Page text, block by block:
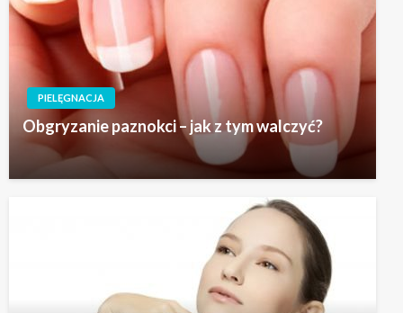
PIELĘGNACJA
Obgryzanie paznokci – jak z tym walczyć?